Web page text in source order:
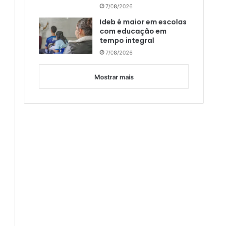
7/08/2026
Ideb é maior em escolas
com educação em
tempo integral
7/08/2026
Mostrar mais